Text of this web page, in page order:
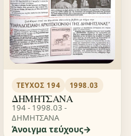
ΤΕΎΧΟΣ 194 1998.03
ΔΗΜΗΤΣΑΝΑ
194 - 1998.03 -
ΔΗΜΗΤΣΑΝΑ
Άνοιγμα τεύχους